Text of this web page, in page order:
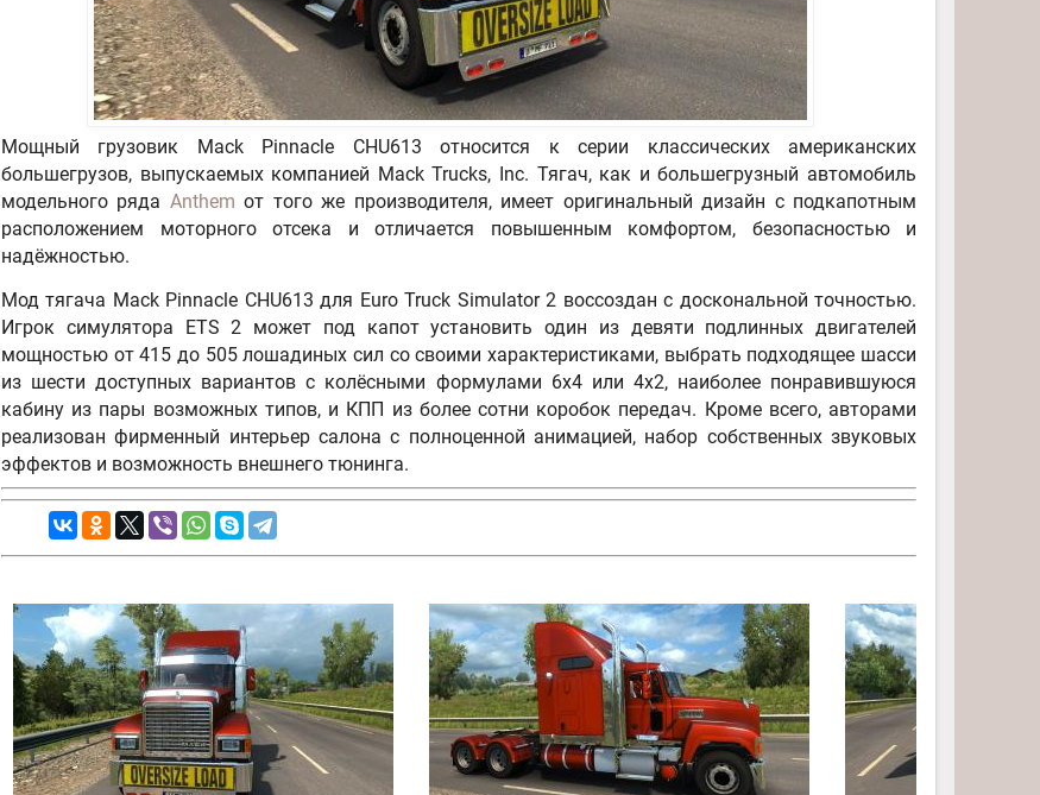
Мощный грузовик Mack Pinnacle CHU613 относится к серии классических американских
большегрузов, выпускаемых компанией Mack Trucks, Inc. Тягач, как и большегрузный автомобиль
модельного ряда Anthem от того же производителя, имеет оригинальный дизайн с подкапотным
расположением моторного отсека и отличается повышенным комфортом, безопасностью и
надёжностью.
Мод тягача Mack Pinnacle CHU613 для Euro Truck Simulator 2 воссоздан с доскональной точностью.
Игрок симулятора ETS 2 может под капот установить один из девяти подлинных двигателей
мощностью от 415 до 505 лошадиных сил со своими характеристиками, выбрать подходящее шасси
из шести доступных вариантов с колёсными формулами 6x4 или 4x2, наиболее понравившуюся
кабину из пары возможных типов, и КПП из более сотни коробок передач. Кроме всего, авторами
реализован фирменный интерьер салона с полноценной анимацией, набор собственных звуковых
эффектов и возможность внешнего тюнинга.